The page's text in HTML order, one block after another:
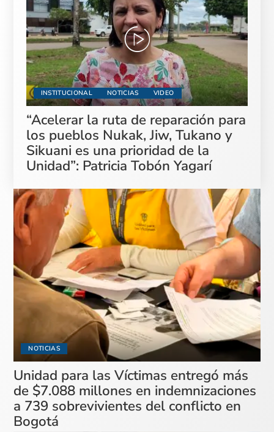
INSTITUCIONAL NOTICIAS VIDEO
“Acelerar la ruta de reparación para
los pueblos Nukak, Jiw, Tukano y
Sikuani es una prioridad de la
Unidad”: Patricia Tobón Yagarí
NOTICIAS
Unidad para las Víctimas entregó más
de $7.088 millones en indemnizaciones
a 739 sobrevivientes del conflicto en
Bogotá